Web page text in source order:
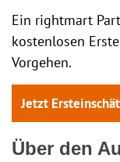
Ein rightmart
kostenlosen
Vorgehen.
Jetzt
Über den